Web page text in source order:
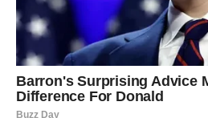
U ljubavi, dolazi trenutak
U poslu, strateška odluka.
Anđeo te štiti od manipulacije i